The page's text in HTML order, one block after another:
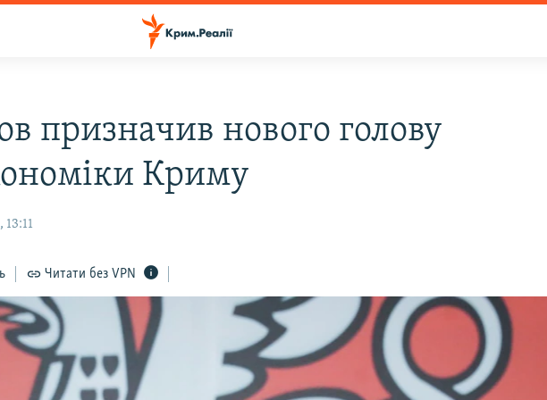
призначив нового голову
Криму
Читати без VPN